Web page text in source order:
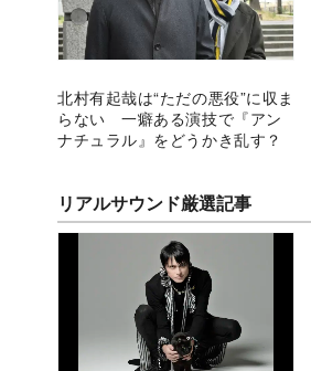
北村有起哉は“ただの悪役”に収ま
らない 一癖ある演技で『アン
ナチュラル』をどうかき乱す？
リアルサウンド厳選記事